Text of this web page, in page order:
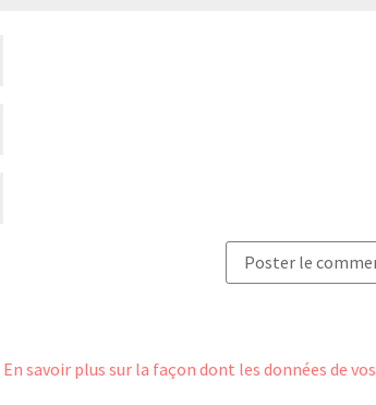
En savoir plus sur la façon dont les données de vos